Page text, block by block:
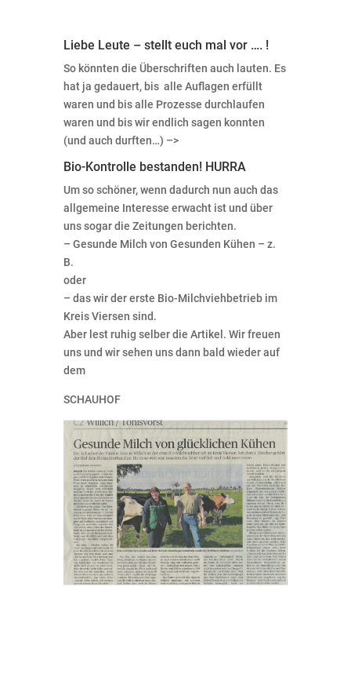
Liebe Leute – stellt euch mal vor …. !
So könnten die Überschriften auch lauten. Es
hat ja gedauert, bis alle Auflagen erfüllt
waren und bis alle Prozesse durchlaufen
waren und bis wir endlich sagen konnten
(und auch durften…) –>
Bio-Kontrolle bestanden! HURRA
Um so schöner, wenn dadurch nun auch das
allgemeine Interesse erwacht ist und über
uns sogar die Zeitungen berichten.
– Gesunde Milch von Gesunden Kühen – z.
B.
oder
– das wir der erste Bio-Milchviehbetrieb im
Kreis Viersen sind.
Aber lest ruhig selber die Artikel. Wir freuen
uns und wir sehen uns dann bald wieder auf
dem
SCHAUHOF